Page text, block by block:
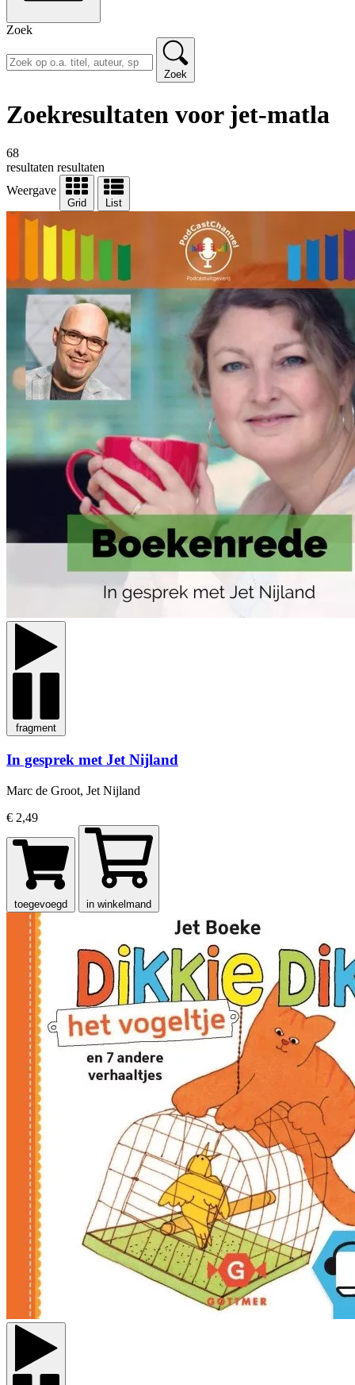
Zoek
Zoek
Zoekresultaten voor jet-matla
68
resultaten resultaten
Weergave
Grid List
fragment
In gesprek met Jet Nijland
Marc de Groot, Jet Nijland
€ 2,49
toegevoegd in winkelmand